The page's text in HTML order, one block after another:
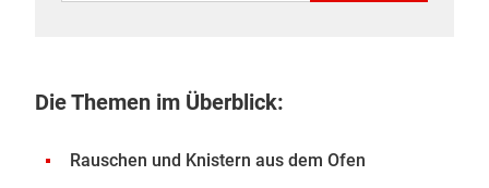
Die Themen im Überblick:
Rauschen und Knistern aus dem Ofen